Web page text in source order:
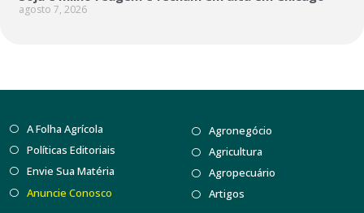
agosto 7, 2026
A Folha Agrícola
Políticas Editoriais
Envie Sua Matéria
Anuncie Conosco
Agronegócio
Agricultura
Agropecuário
Artigos